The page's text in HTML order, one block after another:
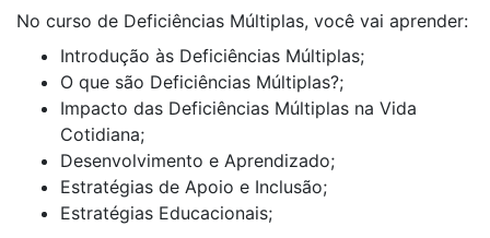
No curso de Deficiências Múltiplas, você vai aprender:
Introdução às Deficiências Múltiplas;
O que são Deficiências Múltiplas?;
Impacto das Deficiências Múltiplas na Vida
Cotidiana;
Desenvolvimento e Aprendizado;
Estratégias de Apoio e Inclusão;
Estratégias Educacionais;